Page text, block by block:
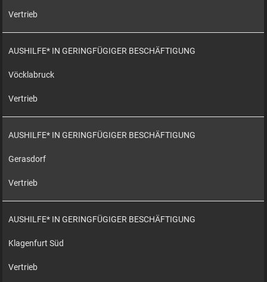
Vertrieb
AUSHILFE* IN GERINGFÜGIGER BESCHÄFTIGUNG
Vöcklabruck
Vertrieb
AUSHILFE* IN GERINGFÜGIGER BESCHÄFTIGUNG
Gerasdorf
Vertrieb
AUSHILFE* IN GERINGFÜGIGER BESCHÄFTIGUNG
Klagenfurt Süd
Vertrieb